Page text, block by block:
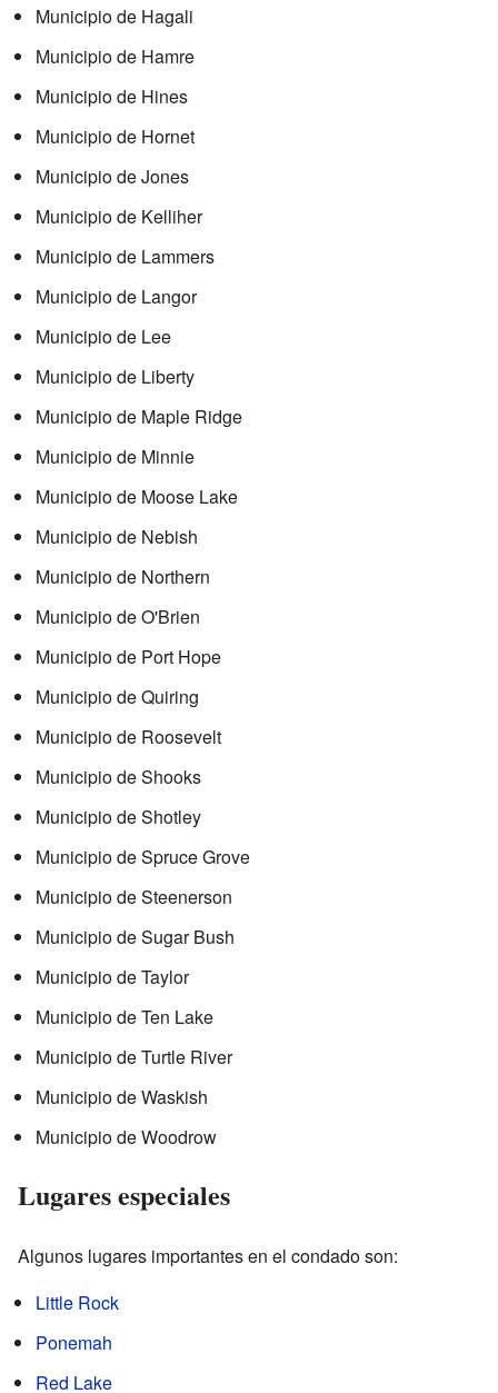
Municipio de Hagali
Municipio de Hamre
Municipio de Hines
Municipio de Hornet
Municipio de Jones
Municipio de Kelliher
Municipio de Lammers
Municipio de Langor
Municipio de Lee
Municipio de Liberty
Municipio de Maple Ridge
Municipio de Minnie
Municipio de Moose Lake
Municipio de Nebish
Municipio de Northern
Municipio de O'Brien
Municipio de Port Hope
Municipio de Quiring
Municipio de Roosevelt
Municipio de Shooks
Municipio de Shotley
Municipio de Spruce Grove
Municipio de Steenerson
Municipio de Sugar Bush
Municipio de Taylor
Municipio de Ten Lake
Municipio de Turtle River
Municipio de Waskish
Municipio de Woodrow
Lugares especiales
Algunos lugares importantes en el condado son:
Little Rock
Ponemah
Red Lake